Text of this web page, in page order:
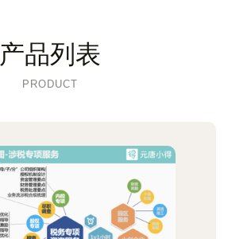
产品列表
PRODUCT